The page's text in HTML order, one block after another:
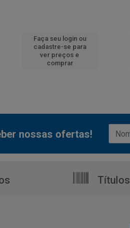
Faça seu login ou
cadastre-se para
ver preços e
comprar
nossas ofertas!
Títulos